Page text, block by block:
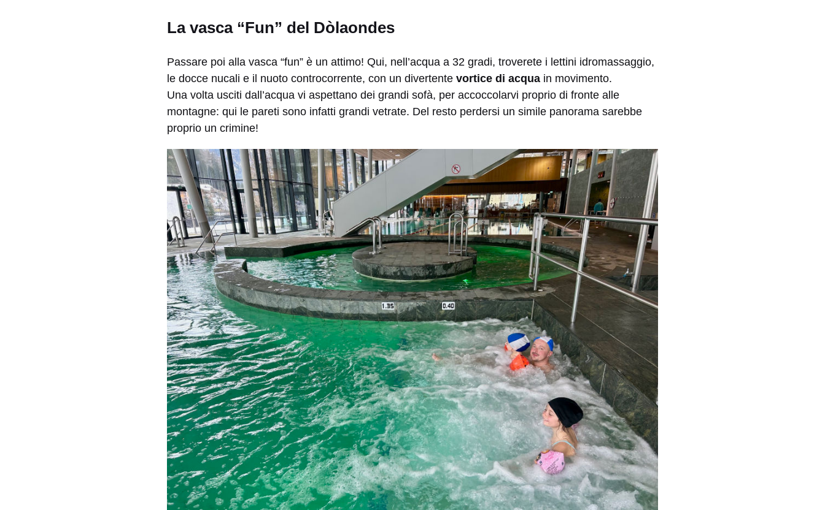
La vasca “Fun” del Dòlaondes
Passare poi alla vasca “fun” è un attimo! Qui, nell’acqua a 32 gradi, troverete i lettini idromassaggio,
le docce nucali e il nuoto controcorrente, con un divertente vortice di acqua in movimento.
Una volta usciti dall’acqua vi aspettano dei grandi sofà, per accoccolarvi proprio di fronte alle
montagne: qui le pareti sono infatti grandi vetrate. Del resto perdersi un simile panorama sarebbe
proprio un crimine!